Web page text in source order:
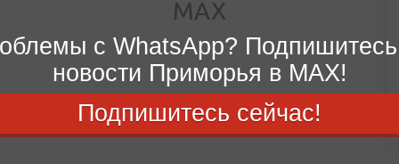
с WhatsApp?
новости Приморья в MAX!
Подпишитесь сейчас!